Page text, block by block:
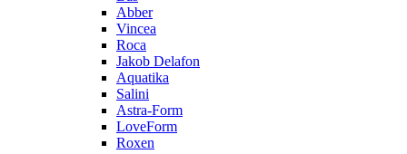
Abber
Vincea
Roca
Jakob Delafon
Aquatika
Salini
Astra-Form
LoveForm
Roxen